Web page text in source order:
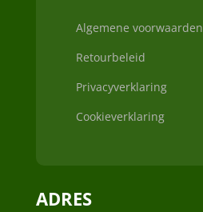
Algemene voorwaarden
Retourbeleid
Privacyverklaring
Cookieverklaring
ADRES